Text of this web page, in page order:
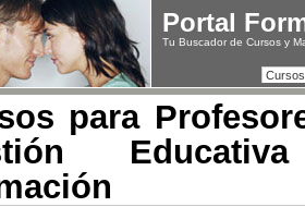
Portal
Tu Buscador de Cursos y
para